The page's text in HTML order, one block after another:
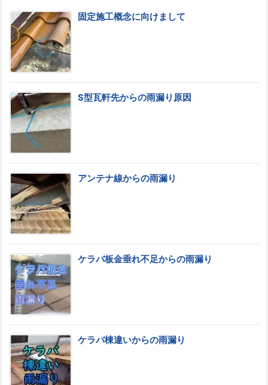
固定施工概念に向けまして
S型瓦軒先からの雨漏り原因
アンテナ線からの雨漏り
ケラバ板金垂れ不足からの雨漏り
ケラバ棟違いからの雨漏り